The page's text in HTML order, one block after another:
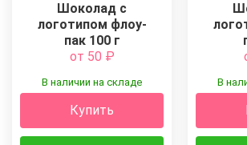
Шоколад с
логотипом флоу-
пак 100 г
от 50 ₽
В наличии на складе
Купить
В